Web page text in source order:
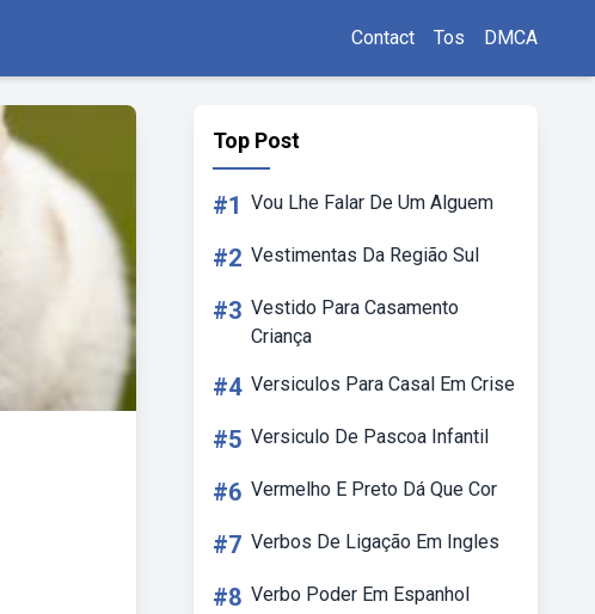
Contact Tos DMCA
Top Post
#1 Vou Lhe Falar De Um Alguem
#2 Vestimentas Da Região Sul
#3 Vestido Para Casamento
Criança
#4 Versiculos Para Casal Em Crise
#5 Versiculo De Pascoa Infantil
#6 Vermelho E Preto Dá Que Cor
#7 Verbos De Ligação Em Ingles
#8 Verbo Poder Em Espanhol